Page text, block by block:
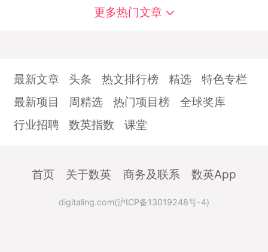
更多热门文章
最新文章 头条 热文排行榜 精选
特色专栏
最新项目
周精选 热门项目榜
全球奖库
行业招聘
数英指数 课堂
首页 关于数英 商务及联系 数英App
digitaling.com(沪ICP备13019248号-4)